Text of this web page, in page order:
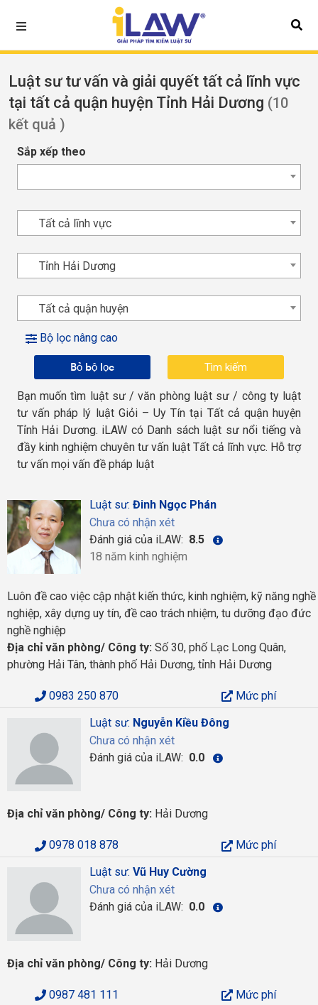
Luật sư tư vấn và giải quyết tất cả lĩnh vực
tại tất cả quận huyện Tỉnh Hải Dương (10
kết quả )
Sắp xếp theo
Tất cả lĩnh vực
Tỉnh Hải Dương
Tất cả quận huyện
Bộ lọc nâng cao
Bỏ bộ lọc
Bạn muốn tìm luật sư / văn phòng luật sư / công ty luật
tư vấn pháp lý luật Giỏi – Uy Tín tại Tất cả quận huyện
Tỉnh Hải Dương. iLAW có Danh sách luật sư nổi tiếng và
đầy kinh nghiệm chuyên tư vấn luật Tất cả lĩnh vực. Hỗ trợ
tư vấn mọi vấn đề pháp luật
Luật sư: Đinh Ngọc Phán
Chưa có nhận xét
Đánh giá của iLAW: 8.5
18 năm kinh nghiệm
Luôn đề cao việc cập nhật kiến thức, kinh nghiệm, kỹ năng nghề
nghiệp, xây dựng uy tín, đề cao trách nhiệm, tu dưỡng đạo đức
nghề nghiệp
Địa chỉ văn phòng/ Công ty: Số 30, phố Lạc Long Quân,
phường Hải Tân, thành phố Hải Dương, tỉnh Hải Dương
0983 250 870
Mức phí
Luật sư: Nguyễn Kiều Đông
Chưa có nhận xét
Đánh giá của iLAW: 0.0
Địa chỉ văn phòng/ Công ty: Hải Dương
0978 018 878
Mức phí
Luật sư: Vũ Huy Cường
Chưa có nhận xét
Đánh giá của iLAW: 0.0
Địa chỉ văn phòng/ Công ty: Hải Dương
0987 481 111
Mức phí